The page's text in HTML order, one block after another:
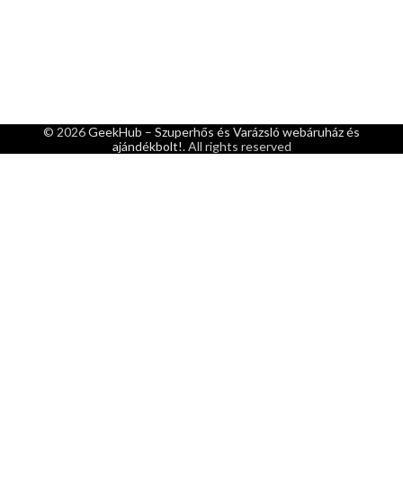
© 2026GeekHub – Szuperhős és Varázsló webáruház és
ajándékbolt!. All rights reserved